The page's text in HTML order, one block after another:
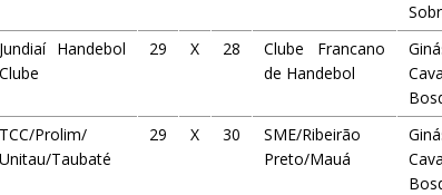
Jundiaí Handebol
Clube
29 X 28
Clube Francano
de Handebol
TCC/Prolim/
Unitau/Taubaté
29 X 30
SME/Ribeirão
Preto/Mauá